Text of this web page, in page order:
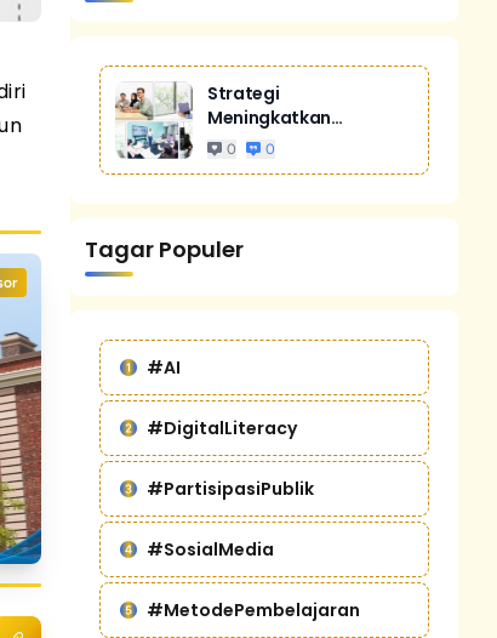
Strategi
Meningkatkan
Penjualan Melalui
0 0
Tagar Populer
#AI
#DigitalLiteracy
#PartisipasiPublik
#SosialMedia
#MetodePembelajaran